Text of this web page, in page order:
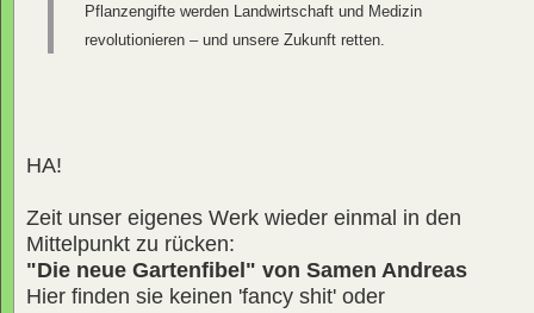
Pflanzengifte werden Landwirtschaft und Medizin
revolutionieren – und unsere Zukunft retten.
HA!
Zeit unser eigenes Werk wieder einmal in den
Mittelpunkt zu rücken:
"Die neue Gartenfibel" von Samen Andreas
Hier finden sie keinen 'fancy shit' oder